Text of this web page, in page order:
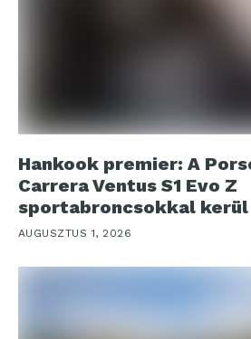
Hankook premier: A
Carrera Ventus S1 Evo Z
sportabroncsokkal
AUGUSZTUS 1, 2026